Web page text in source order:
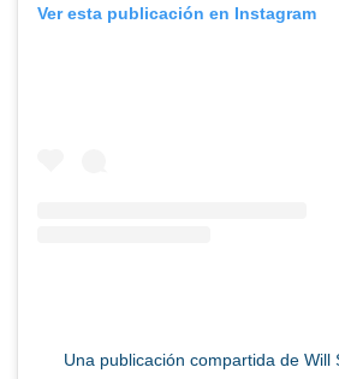
Ver esta publicación en Instagram
Una publicación compartida de Will